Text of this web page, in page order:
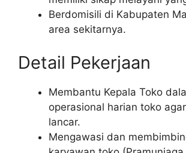
Berdomisili di Kabupaten
area sekitarnya.
Detail Pekerjaan
Membantu Kepala Toko
operasional harian toko
lancar.
Mengawasi dan